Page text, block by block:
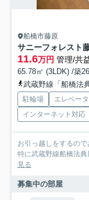
船橋市藤原
サニーフォレスト
11.6万円 管理/共
65.78㎡ (3LDK) /築
武蔵野線「船橋法
駐輪場 エレベー
インターネット対応
お引っ越しをするの
特に武蔵野線船橋法
見る
募集中の部屋